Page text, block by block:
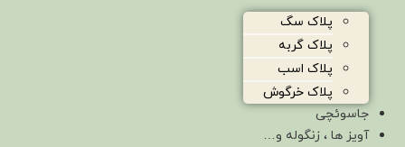
پلاک سگ
پلاک گربه
پلاک اسب
پلاک خرگوش
جاسوئچی
آویز ها ، زنگوله و…